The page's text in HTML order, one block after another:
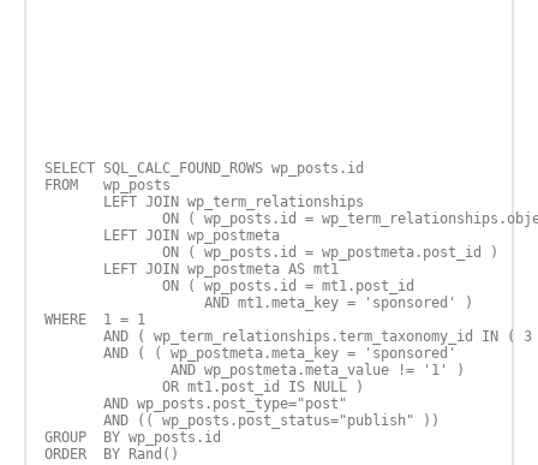
SELECT SQL_CALC_FOUND_ROWS wp_posts.id
FROM   wp_posts
       LEFT JOIN wp_term_relationships
ON ( wp_posts.id =
       LEFT JOIN wp_postmeta
              ON ( wp_posts.id = wp_postmeta.post_id )
       LEFT JOIN wp_postmeta AS mt1
              ON ( wp_posts.id = mt1.post_id
                   AND mt1.meta_key = 'sponsored' )
WHERE  1 = 1
AND ( wp_term_relationships.term_taxonomy_id IN ( 3
       AND ( ( wp_postmeta.meta_key = 'sponsored'
               AND wp_postmeta.meta_value != '1' )
              OR mt1.post_id IS NULL )
       AND wp_posts.post_type="post"
       AND (( wp_posts.post_status="publish" ))
GROUP  BY wp_posts.id
ORDER  BY Rand()